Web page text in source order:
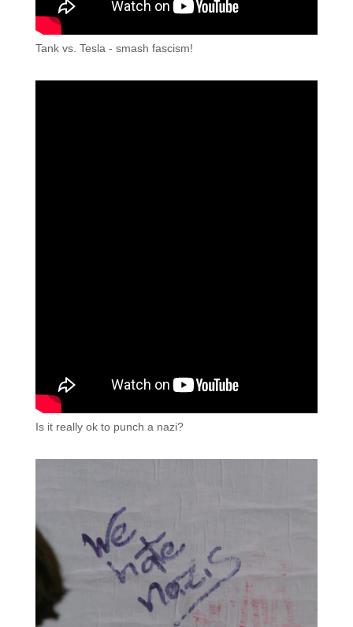
Tank vs. Tesla - smash fascism!
Is it really ok to punch a nazi?